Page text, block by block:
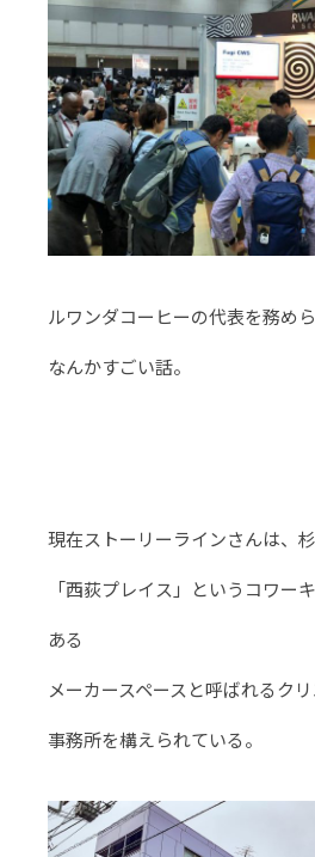
ルワンダコーヒーの代表を務め
なんかすごい話。
現在ストーリーラインさんは、
「西荻プレイス」というコワー
ある
メーカースペースと呼ばれるク
事務所を構えられている。